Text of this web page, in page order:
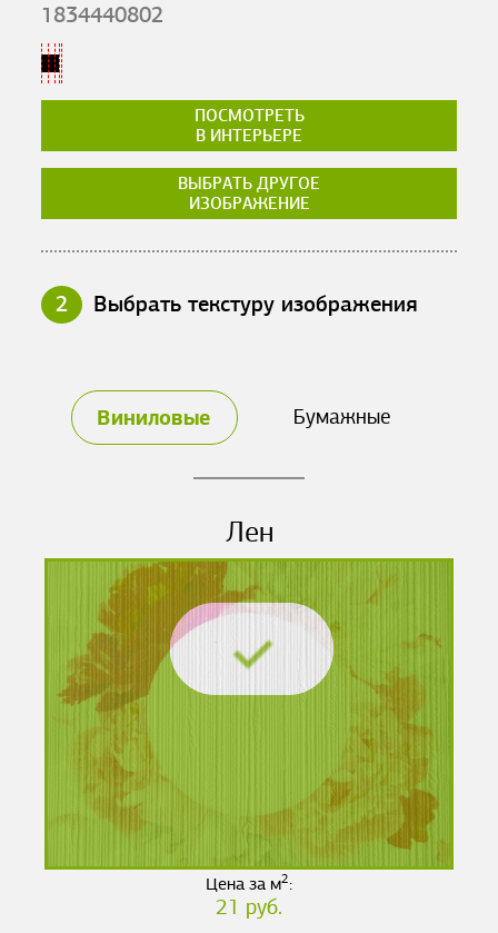
1834440802
ПОСМОТРЕТЬ
В ИНТЕРЬЕРЕ
ВЫБРАТЬ ДРУГОЕ
ИЗОБРАЖЕНИЕ
2 Выбрать текстуру изображения
Виниловые Бумажные
Лен
Цена за м2:
21 руб.